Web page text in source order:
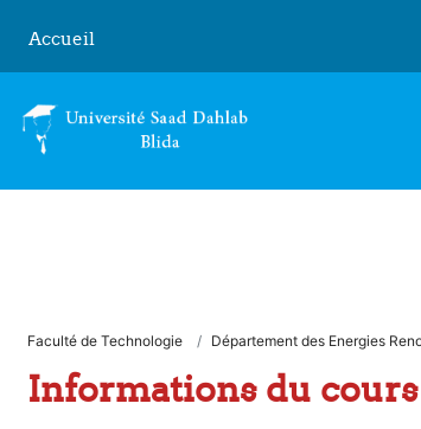
Accueil
Faculté de Technologie Département des Energies
Informations du cours